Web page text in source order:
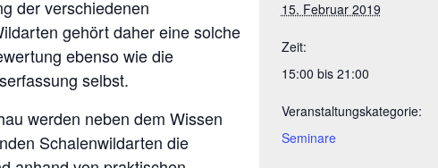
der verschiedenen
gehört daher eine solche
ebenso wie die
selbst.
werden neben dem Wissen
Schalenwildarten die
15. Februar 2019
Zeit:
15:00 bis 21:00
Veranstaltungskategorie:
Seminare